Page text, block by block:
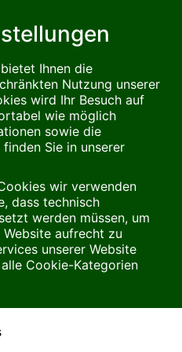
Ihnen die
Nutzung unserer
wird Ihr Besuch auf
wie möglich
sowie die
Sie in unserer
wir verwenden
dass technisch
werden müssen, um
aufrecht zu
unserer Website
Cookie-Kategorien